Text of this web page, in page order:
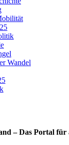
Wandel
– Das Portal